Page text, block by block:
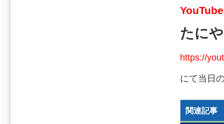
YouTube
たに
https://
にて当日
関連記事